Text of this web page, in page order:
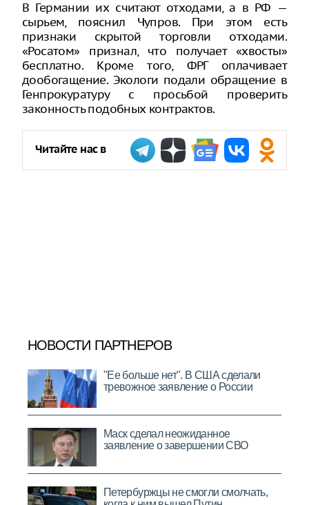
В Германии их считают отходами, а в РФ —
сырьем, пояснил Чупров. При этом есть
признаки скрытой торговли отходами.
«Росатом» признал, что получает «хвосты»
бесплатно. Кроме того, ФРГ оплачивает
дообогащение. Экологи подали обращение в
Генпрокуратуру с просьбой проверить
законность подобных контрактов.
Читайте нас в